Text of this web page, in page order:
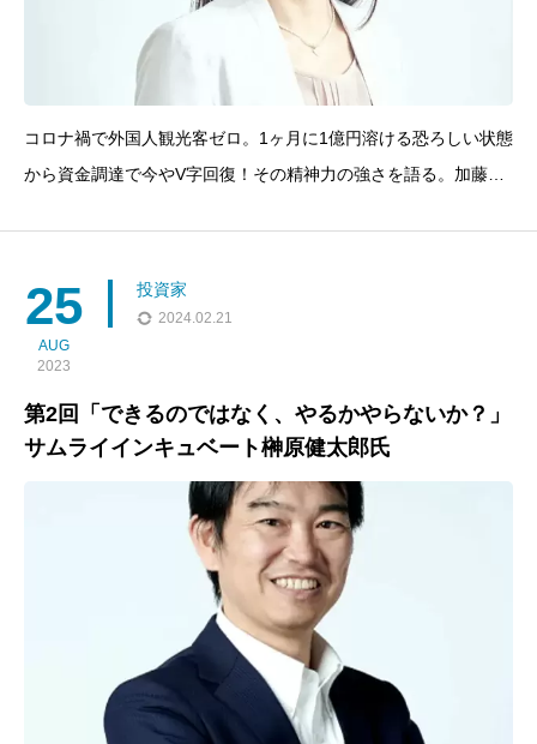
コロナ禍で外国人観光客ゼロ。1ヶ月に1億円溶ける恐ろしい状態
から資金調達で今やV字回復！その精神力の強さを語る。加藤史
のR&amp;D部門じゃらんリサーチセンターに異動。
25
AUG
2023
投資家
2024.02.21
第2回「できるのではなく、やるかやらないか？」
サムライインキュベート榊原健太郎氏